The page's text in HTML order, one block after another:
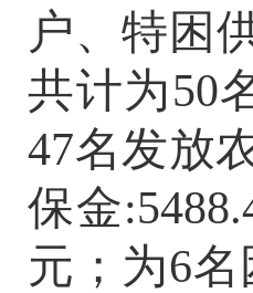
户、特困
共计为50
47名发放
保金
元；为6名